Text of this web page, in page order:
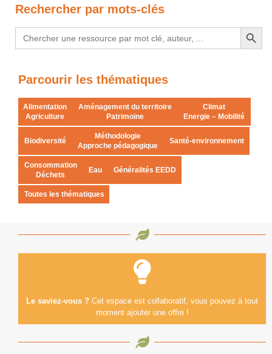
Rechercher par mots-clés
Search
for:
Search Button
Parcourir les thématiques
Alimentation
Agriculture
Aménagement du territoire
Patrimoine
Climat
Energie – Mobilité
Biodiversité
Méthodologie
Approche pédagogique
Santé-environnement
Consommation
Déchets
Eau Généralités EEDD
Toutes les thématiques
Le saviez-vous ? Cet espace est collaboratif, vous pouvez à tout
moment ajouter une offre !